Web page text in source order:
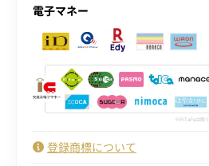
電子マネー
PiTaPaは除く
登録商標について